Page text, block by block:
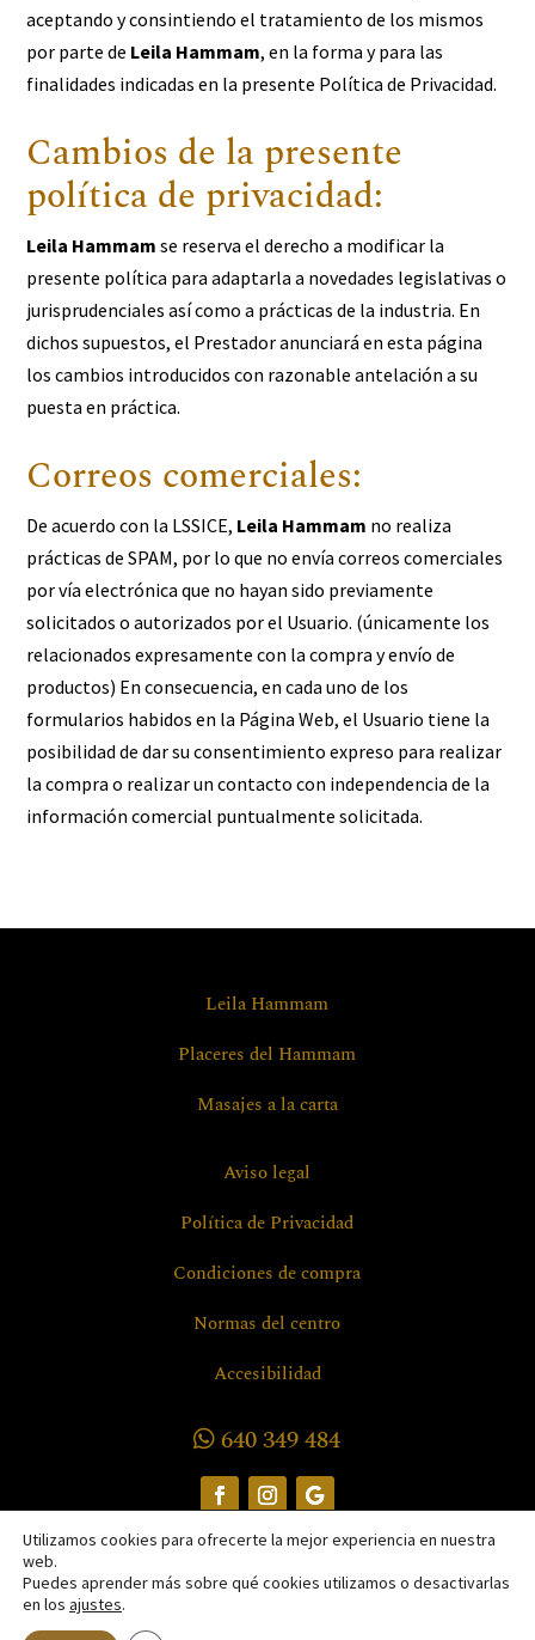
aceptando y consintiendo el tratamiento de los mismos
por parte de Leila Hammam, en la forma y para las
finalidades indicadas en la presente Política de Privacidad.
Cambios de la presente
política de privacidad:
Leila Hammam se reserva el derecho a modificar la
presente política para adaptarla a novedades legislativas o
jurisprudenciales así como a prácticas de la industria. En
dichos supuestos, el Prestador anunciará en esta página
los cambios introducidos con razonable antelación a su
puesta en práctica.
Correos comerciales:
De acuerdo con la LSSICE, Leila Hammam no realiza
prácticas de SPAM, por lo que no envía correos comerciales
por vía electrónica que no hayan sido previamente
solicitados o autorizados por el Usuario. (únicamente los
relacionados expresamente con la compra y envío de
productos) En consecuencia, en cada uno de los
formularios habidos en la Página Web, el Usuario tiene la
posibilidad de dar su consentimiento expreso para realizar
la compra o realizar un contacto con independencia de la
información comercial puntualmente solicitada.
Leila Hammam
Placeres del Hammam
Masajes a la carta
Aviso legal
Política de Privacidad
Condiciones de compra
Normas del centro
Accesibilidad
640 349 484
Utilizamos cookies para ofrecerte la mejor experiencia en nuestra
web.
Puedes aprender más sobre qué cookies utilizamos o desactivarlas
en los ajustes.